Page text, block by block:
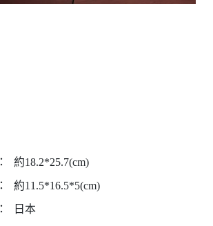
：
約18.2*25.7(cm)
：
約11.5*16.5*5(cm)
：
日本